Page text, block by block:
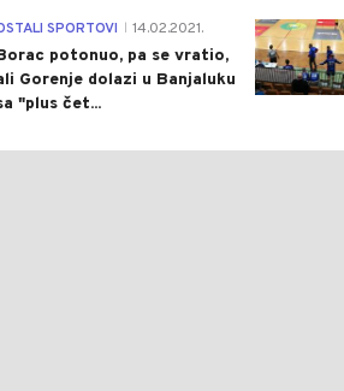
SPORTOVI 14.02.2021.
potonuo, pa se vratio,
Gorenje dolazi u Banjaluku
"plus čet...